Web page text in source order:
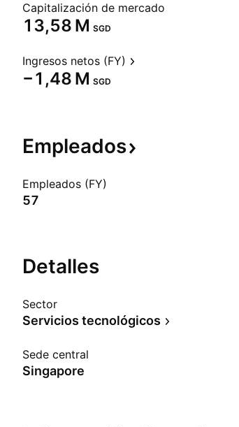
Capitalización de mercado
‪13,58 M‬ SGD
Ingresos netos (FY)
‪−1,48 M‬ SGD
Empleados
Empleados (FY)
57
Detalles
Sector
Servicios tecnológicos
Sede central
Singapore